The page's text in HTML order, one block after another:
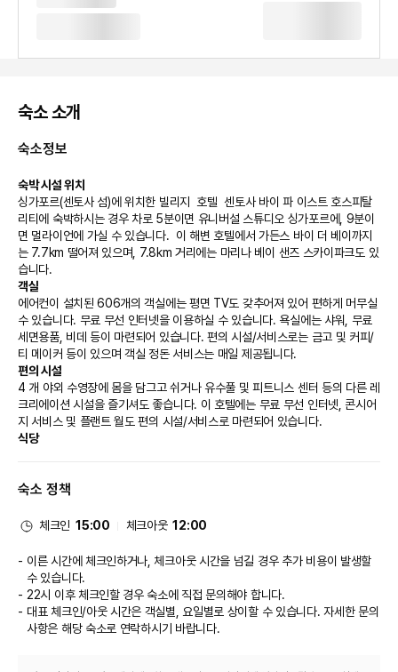
숙소 소개
숙소정보
숙박 시설 위치
싱가포르(센토사 섬)에 위치한 빌리지  호텔  센토사 바이 파 이스트 호스피탈
리티에 숙박하시는 경우 차로 5분이면 유니버설 스튜디오 싱가포르에, 9분이
면 멀라이언에 가실 수 있습니다.  이 해변 호텔에서 가든스 바이 더 베이까지
는 7.7km 떨어져 있으며, 7.8km 거리에는 마리나 베이 샌즈 스카이파크도 있
습니다.
객실
에어컨이 설치된 606개의 객실에는 평면 TV도 갖추어져 있어 편하게 머무실
수 있습니다. 무료 무선 인터넷을 이용하실 수 있습니다. 욕실에는 샤워, 무료
세면용품, 비데 등이 마련되어 있습니다. 편의 시설/서비스로는 금고 및 커피/
티 메이커 등이 있으며 객실 정돈 서비스는 매일 제공됩니다.
편의 시설
4 개 야외 수영장에 몸을 담그고 쉬거나 유수풀 및 피트니스 센터 등의 다른 레
크리에이션 시설을 즐기셔도 좋습니다. 이 호텔에는 무료 무선 인터넷, 콘시어
지 서비스 및 플랜트 월도 편의 시설/서비스로 마련되어 있습니다.
식당
료를 마시며 하루를 여유롭게 마무리하실 수 있어요.
대표적인 편의 시설과 서비스로는 드라이클리닝/세탁 서비스, 24시간 운영되
위한 4개의 회의실이 마련되어 있습니다. 시설 내에서 셀프 주차(요금 별도) 이
용이 가능합니다.
개조 공사
아래 시설 또는 서비스는 2026년 8월 18일 ~ 2026년 11월 16일에 이용하
실 수 없습니다(날짜는 변경될 수 있음).
숙소 정책
체크인 15:00 체크아웃 12:00
이른 시간에 체크인하거나, 체크아웃 시간을 넘길 경우 추가 비용이 발생할
수 있습니다.
22시 이후 체크인할 경우 숙소에 직접 문의해야 합니다.
대표 체크인/아웃 시간은 객실별, 요일별로 상이할 수 있습니다. 자세한 문의
사항은 해당 숙소로 연락하시기 바랍니다.